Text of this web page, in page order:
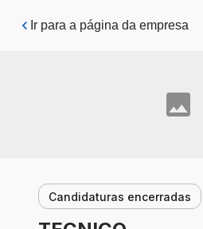
Pular para o conteúdo principal
Ir para a página da empresa
Candidaturas encerradas